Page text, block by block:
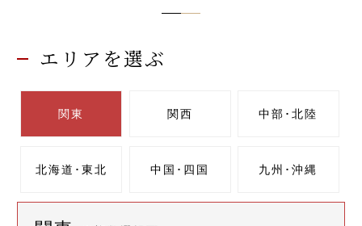
エリアを選ぶ
関東 関西 中部･北陸
北海道･東北 中国･四国 九州･沖縄